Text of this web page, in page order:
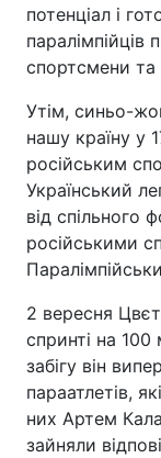
потенціал і
паралімпійців
спортсмени та
Утім, синьо-
нашу країну у
російським
Український
від спільного
російськими
2 вересня
спринті на 100
забігу він
параатлетів,
них Артем
зайняли